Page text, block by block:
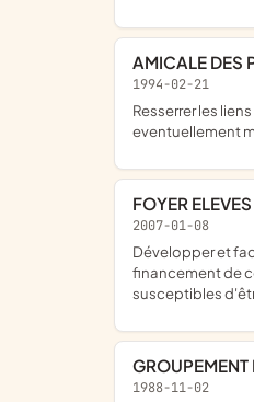
AMICALE
1994-02-21
Resserrer les liens entre les membres du personnel du college despeyroux (retraites inclus) par les moyens qu'ils jugeront les plus appropries, pour une entraide morale ou
eventuellement
FOYER
2007-01-08
Développer et faciliter l'organisation d'activités diverses (artistiques, ludiques, culturelles), la cération de clubs ou de différentes sorties hors temps scolaire. Aider au
financement de
susceptibles
1988-11-02